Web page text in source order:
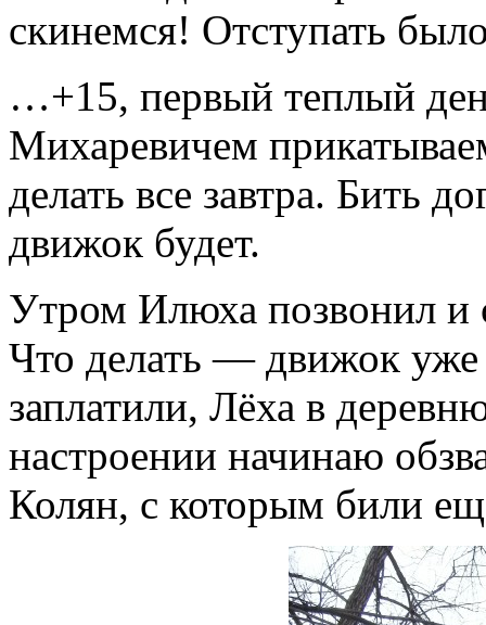
скинемся! Отступать
…+15, первый теплый
Михаревичем
делать все завтра. Бить
движок будет.
Утром Илюха позвонил и
Что делать — движок уже
заплатили, Лёха в
настроении начинаю
Колян, с которым били